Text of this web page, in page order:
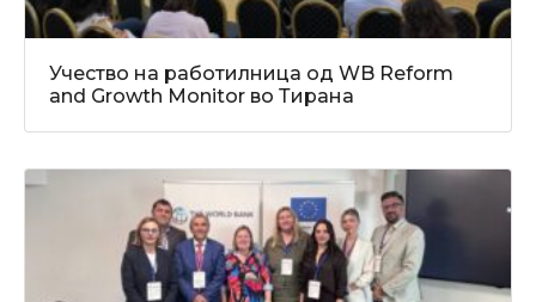
Учество на работилница од WB Reform
and Growth Monitor во Тирана